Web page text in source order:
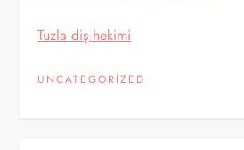
Tuzla diş hekimi
UNCATEGORIZED